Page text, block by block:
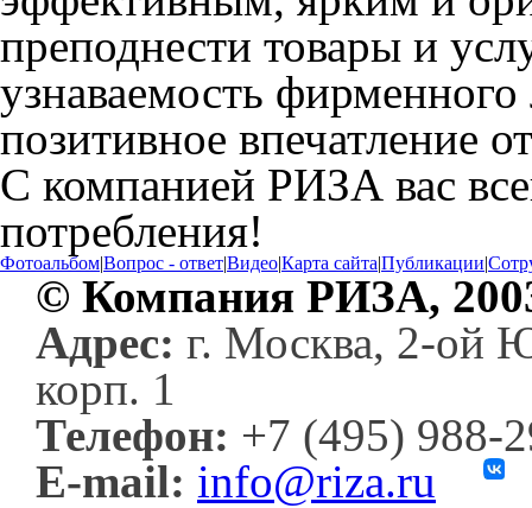
преподнести товары и
узнаваемость фирменного
позитивное впечатление
С компанией РИЗА вас
потребления!
Фотоальбом|Вопрос - ответ|Видео|Карта сайта|Публикации|
© Компания РИЗА,
Адрес: г. Москва, 2-ой
корп. 1
Телефон: +7 (495) 988-
E-mail: info@riza.ru